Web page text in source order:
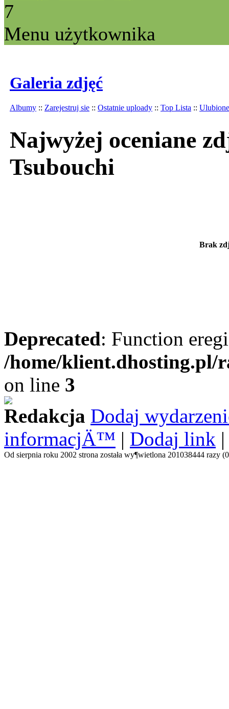
7
Menu użytkownika
Galeria zdjęć
Albumy :: Zarejestruj sie :: Ostatnie uploady :: Top Lista :: Ulubione
Najwyżej oceniane
Tsubouchi
Brak
Deprecated: Function
/home/
on line 3
Redakcja Dodaj
informacjÄ™ | Dodaj link
Od sierpnia roku 2002 strona została wy¶wietlona 201038444 razy